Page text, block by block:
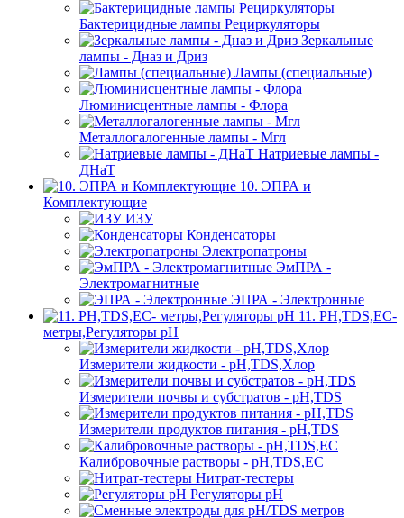
Бактерицидные лампы Рециркуляторы
Зеркальные
лампы - Дназ и Дриз
Лампы (специальные)
Люминисцентные лампы - Флора
Металлогалогенные лампы - Мгл
Натриевые лампы -
ДНаТ
10. ЭПРА и
Комплектующие
ИЗУ
Конденсаторы
Электропатроны
ЭмПРА -
Электромагнитные
ЭПРА - Электронные
11. PH,TDS,EC-
метры,Регуляторы pН
Измерители жидкости - pH,TDS,Хлор
Измерители почвы и субстратов - pH,TDS
Измерители продуктов питания - pH,TDS
Калибровочные растворы - pH,TDS,EC
Нитрат-тестеры
Регуляторы pН